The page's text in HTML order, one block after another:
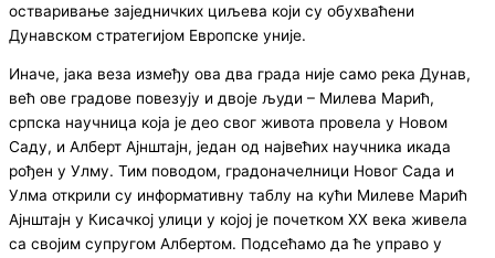
остваривање заједничких циљева који су обухваћени
Дунавском стратегијом Европске уније.
Иначе, јака веза између ова два града није само река Дунав,
већ ове градове повезују и двоје људи – Милева Марић,
српска научница која је део свог живота провела у Новом
Саду, и Алберт Ајнштајн, један од највећих научника икада
рођен у Улму. Тим поводом, градоначелници Новог Сада и
Улма открили су информативну таблу на кући Милеве Марић
Ајнштајн у Кисачкој улици у којој је почетком XX века живела
са својим супругом Албертом. Подсећамо да ће управо у